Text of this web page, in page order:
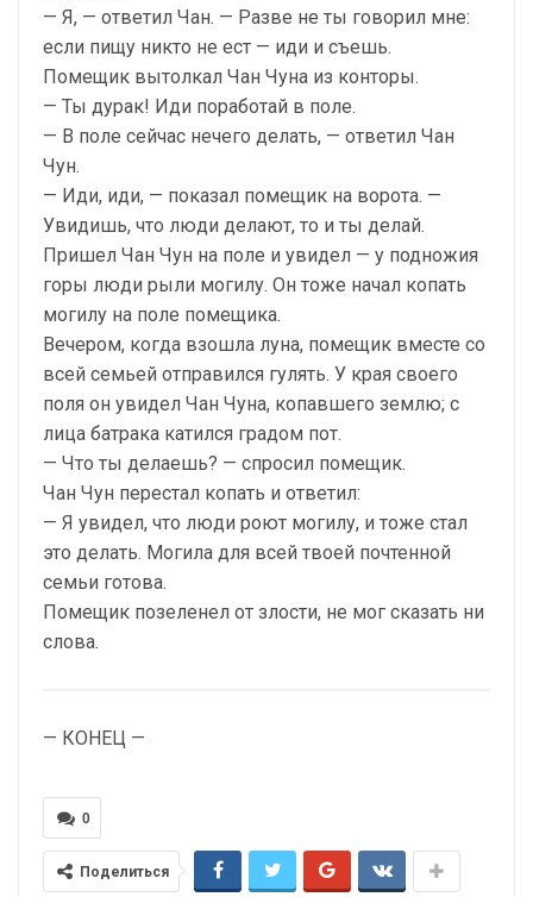
— Я, — ответил Чан. — Разве не ты говорил мне:
если пищу никто не ест — иди и съешь.
Помещик вытолкал Чан Чуна из конторы.
— Ты дурак! Иди поработай в поле.
— В поле сейчас нечего делать, — ответил Чан
Чун.
— Иди, иди, — показал помещик на ворота. —
Увидишь, что люди делают, то и ты делай.
Пришел Чан Чун на поле и увидел — у подножия
горы люди рыли могилу. Он тоже начал копать
могилу на поле помещика.
Вечером, когда взошла луна, помещик вместе со
всей семьей отправился гулять. У края своего
поля он увидел Чан Чуна, копавшего землю; с
лица батрака катился градом пот.
— Что ты делаешь? — спросил помещик.
Чан Чун перестал копать и ответил:
— Я увидел, что люди роют могилу, и тоже стал
это делать. Могила для всей твоей почтенной
семьи готова.
Помещик позеленел от злости, не мог сказать ни
слова.
— КОНЕЦ —
0
Поделиться